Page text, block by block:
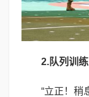
2.队列训
“立正！稍